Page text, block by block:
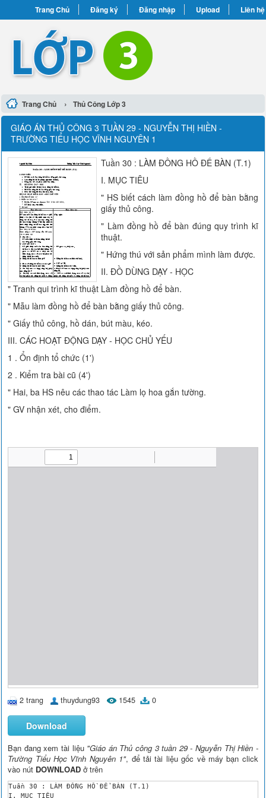
Trang Chủ Đăng ký Đăng nhập Upload Liên hệ
Trang Chủ › Thủ Công Lớp 3
GIÁO ÁN THỦ CÔNG 3 TUẦN 29 - NGUYỄN THỊ HIỀN -
TRƯỜNG TIỂU HỌC VĨNH NGUYÊN 1
Tuần 30 : LÀM ĐỒNG HỒ ĐỂ BÀN (T.1)
I. MỤC TIÊU
" HS biết cách làm đồng hồ để bàn bằng
giấy thủ công.
" Làm đồng hồ để bàn đúng quy trình kĩ
thuật.
" Hứng thú với sản phẩm mình làm được.
II. ĐỒ DÙNG DẠY - HỌC
" Tranh qui trình kĩ thuật Làm đồng hồ để bàn.
" Mẫu làm đồng hồ để bàn bằng giấy thủ công.
" Giấy thủ công, hồ dán, bút màu, kéo.
III. CÁC HOẠT ĐỘNG DẠY - HỌC CHỦ YẾU
1 . Ổn định tổ chức (1')
2 . Kiểm tra bài cũ (4')
" Hai, ba HS nêu các thao tác Làm lọ hoa gắn tường.
" GV nhận xét, cho điểm.
2 trang thuydung93 1545 0
Download
Bạn đang xem tài liệu "Giáo án Thủ công 3 tuần 29 - Nguyễn Thị Hiền -
Trường Tiểu Học Vĩnh Nguyên 1", để tải tài liệu gốc về máy bạn click
vào nút DOWNLOAD ở trên
Tuần 30 : LÀM ĐỒNG HỒ ĐỂ BÀN (T.1)
I. MỤC TIÊU